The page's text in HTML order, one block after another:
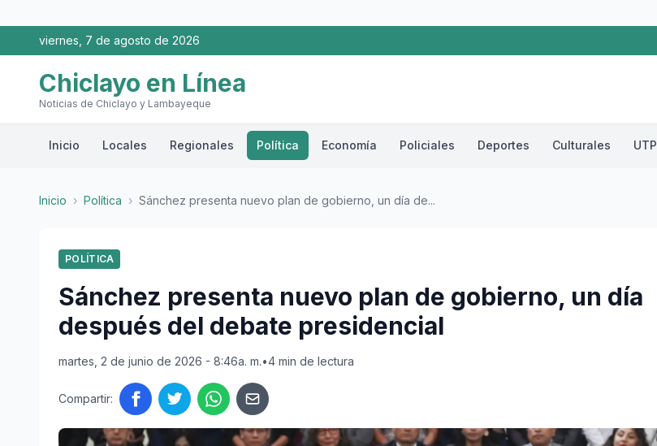
viernes, 7 de agosto de 2026
Chiclayo en Línea
Noticias de Chiclayo y Lambayeque
Inicio Locales Regionales Política Economía Policiales Deportes Culturales UTP
Inicio › Política › Sánchez presenta nuevo plan de gobierno, un día de...
POLÍTICA
Sánchez presenta nuevo plan de gobierno, un día
después del debate presidencial
martes, 2 de junio de 2026 - 8:46a. m.•4 min de lectura
Compartir: